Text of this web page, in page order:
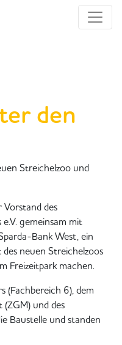
den
Streichelzoo und
des
gemeinsam mit
Bank West, ein
neuen Streichelzoos
Freizeitpark machen.
(Fachbereich 6), dem
und des
Baustelle und standen